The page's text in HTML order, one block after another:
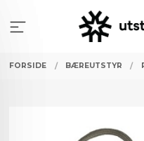
innholdet
FORSIDE BÆREUTSTYR